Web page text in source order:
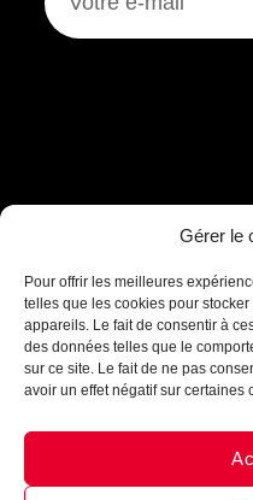
Gérer le
Pour offrir les meilleures
telles que les cookies pour
appareils. Le fait de consentir à
des données telles que le
sur ce site. Le fait de ne pas
avoir un effet négatif sur certaines